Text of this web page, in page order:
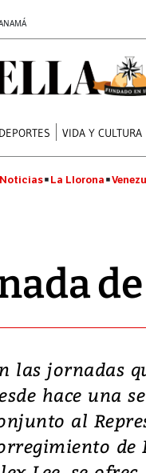
DEPORTES VIDA Y CULTURA
La Llorona
las jornadas
hace una
al
de
Video:
en